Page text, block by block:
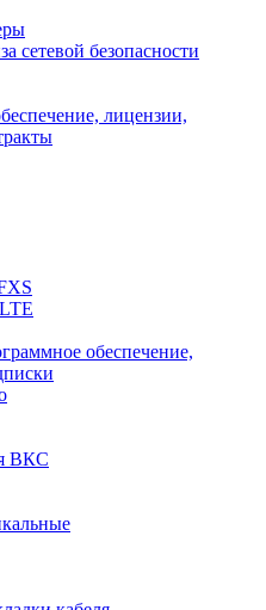
сетевой безопасности
лицензии,
обеспечение,
ВКС